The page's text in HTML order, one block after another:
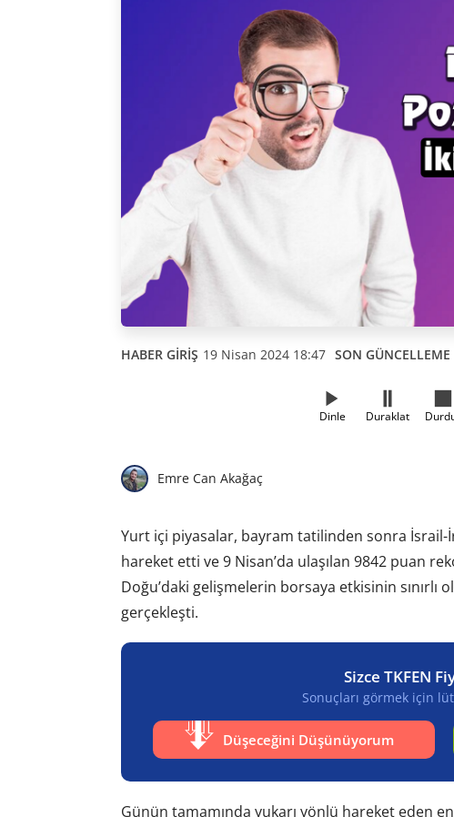
HABER GİRİŞ 19 Nisan 2024 18:47 SON GÜNCELLEME
Dinle Duraklat
Emre Can Akağaç
Yurt içi piyasalar, bayram tatilinden sonra İsrail-
hareket etti ve 9 Nisan’da ulaşılan 9842 puan
Doğu’daki gelişmelerin borsaya etkisinin sınırlı
gerçekleşti.
Sizce TKFEN
Sonuçları görmek için
Düşeceğini Düşünüyorum
Günün tamamında yukarı yönlü hareket eden